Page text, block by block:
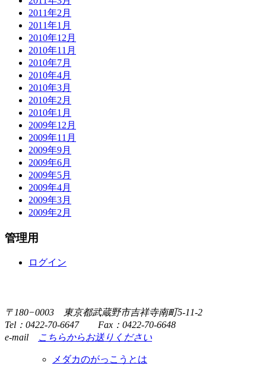
2011年2月
2011年1月
2010年12月
2010年11月
2010年7月
2010年4月
2010年3月
2010年2月
2010年1月
2009年12月
2009年11月
2009年9月
2009年6月
2009年5月
2009年4月
2009年3月
2009年2月
管理用
ログイン
〒180−0003 東京都武蔵野市吉祥寺南町5-11-2
Tel：0422-70-6647 Fax：0422-70-6648
e-mail
こちらからお送りください
メダカのがっこうとは